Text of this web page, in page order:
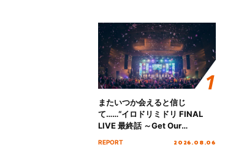
またいつか会えると信じ
て……“イロドリミドリ FINAL
LIVE 最終話 ～Get Our
REPORT 2026.08.06